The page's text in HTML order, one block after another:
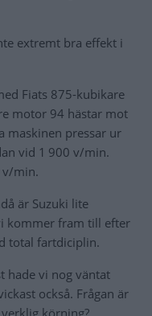
extremt bra effekt i
Fiats 875-kubikare
motor 94 hästar mot
maskinen pressar ur
vid 1 900 v/min.
v/min.
är Suzuki lite
kommer fram till efter
total fartdiciplin.
hade vi nog väntat
också. Frågan är
körning?